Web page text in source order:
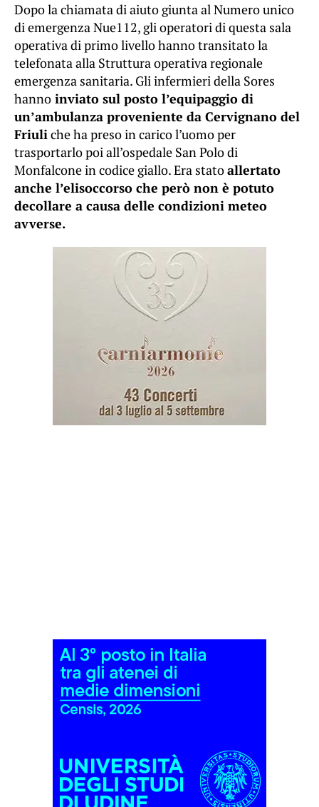
Dopo la chiamata di aiuto giunta al Numero unico
di emergenza Nue112, gli operatori di questa sala
operativa di primo livello hanno transitato la
telefonata alla Struttura operativa regionale
emergenza sanitaria. Gli infermieri della Sores
hanno inviato sul posto l’equipaggio di
un’ambulanza proveniente da Cervignano del
Friuliche ha preso in carico l’uomo per
trasportarlo poi all’ospedale San Polo di
Monfalcone in codice giallo. Era statoallertato
anche l’elisoccorso che però non è potuto
decollare a causa delle condizioni meteo
avverse.